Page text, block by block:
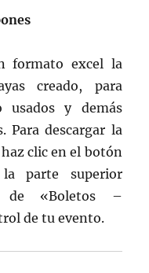
formato excel la
creado, para
usados y demás
Para descargar la
clic en el botón
parte superior
de «Boletos –
de tu evento.